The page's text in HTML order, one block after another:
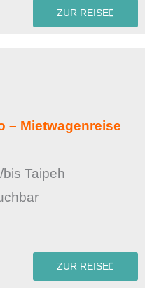
ZUR REISE
– Mietwagenreise
Taipeh
ZUR REISE